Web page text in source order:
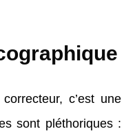
c’est une
sont pléthoriques :